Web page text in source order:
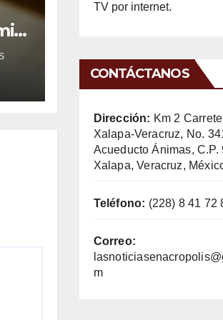
TV por internet.
CONTÁCTANOS
Dirección: Km 2
Xalapa-Veracruz, No.
Acueducto Ánimas, C.P.
Xalapa, Veracruz,
Teléfono: (228) 8 41 72
Correo:
m